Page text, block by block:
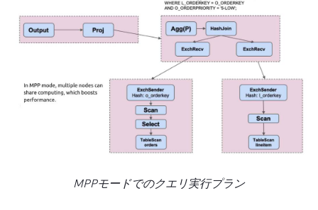
MPPモードでのクエリ実行プラン